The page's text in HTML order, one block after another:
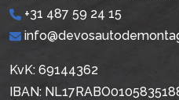
+31 487 59 24 15
KvK: 69144362
IBAN: